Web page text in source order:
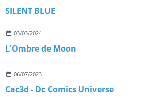
SILENT BLUE
03/03/2024
L'Ombre de Moon
06/07/2023
Cac3d - Dc Comics Universe